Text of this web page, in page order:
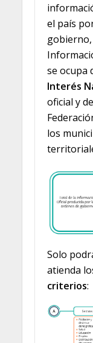
el país
gobierno,
se ocupa
Interés
oficial y
los
Solo
atienda
criterios: